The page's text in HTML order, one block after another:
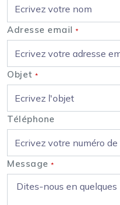
Adresse email *
Objet *
Téléphone
Message *